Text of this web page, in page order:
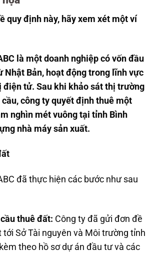
quy định này, hãy xem xét một ví
là một doanh nghiệp có vốn đầu
Nhật Bản, hoạt động trong lĩnh vực
điện tử. Sau khi khảo sát thị trường
công ty quyết định thuê một
nghìn mét vuông tại tỉnh Bình
nhà máy sản xuất.
đã thực hiện các bước như sau
thuê đất: Công ty đã gửi đơn đề
tới Sở Tài nguyên và Môi trường tỉnh
theo hồ sơ dự án đầu tư và các